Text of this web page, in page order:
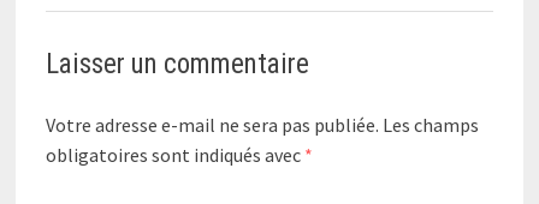
Laisser un commentaire
Votre adresse e-mail ne sera pas publiée. Les champs
obligatoires sont indiqués avec *